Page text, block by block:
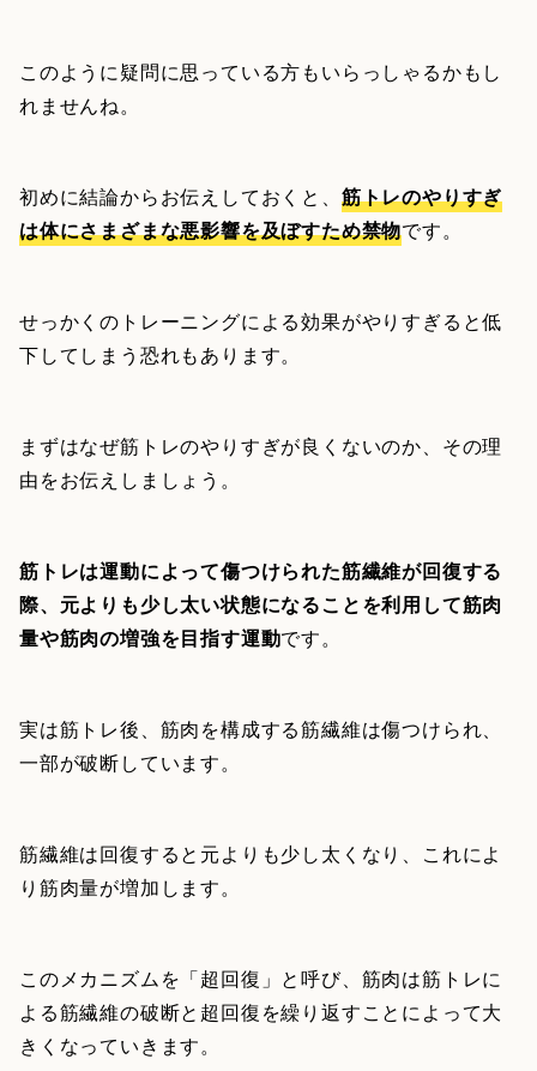
このように疑問に思っている方もいらっしゃるかもし
れませんね。
初めに結論からお伝えしておくと、 筋トレのやりすぎ
は体にさまざまな悪影響を及ぼすため禁物です。
せっかくのトレーニングによる効果がやりすぎると低
下してしまう恐れもあります。
まずはなぜ筋トレのやりすぎが良くないのか、その理
由をお伝えしましょう。
筋トレは運動によって傷つけられた筋繊維が回復する
際、元よりも少し太い状態になることを利用して筋肉
量や筋肉の増強を目指す運動です。
実は筋トレ後、筋肉を構成する筋繊維は傷つけられ、
一部が破断しています。
筋繊維は回復すると元よりも少し太くなり、これによ
り筋肉量が増加します。
このメカニズムを「超回復」と呼び、筋肉は筋トレに
よる筋繊維の破断と超回復を繰り返すことによって大
きくなっていきます。